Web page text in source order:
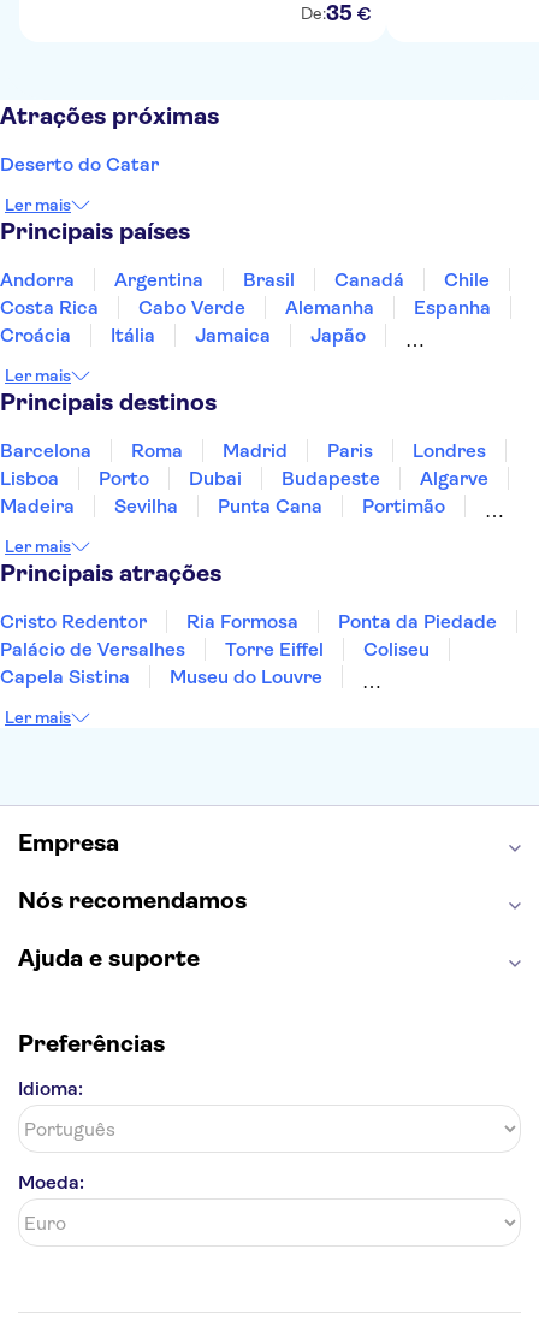
De:35 €
Atrações próximas
Deserto do Catar
Ler mais
Principais países
Andorra Argentina Brasil Canadá
Chile
Costa Rica
Cabo Verde Alemanha
Espanha
Croácia
Itália Jamaica
Japão
Portugal
Singapura
Ler mais
Principais destinos
Barcelona Roma Madrid Paris
Londres
Lisboa
Porto Dubai Budapeste
Algarve
Madeira
Sevilha Punta Cana
Portimão
Sesimbra
Ler mais
Principais atrações
Cristo Redentor Ria Formosa
Ponta da Piedade
Palácio de Versalhes
Torre Eiffel
Coliseu
Capela Sistina
Museu do Louvre
Torre de Belém
Ler mais
Empresa
Nós recomendamos
Ajuda e suporte
Preferências
Idioma:
Moeda: